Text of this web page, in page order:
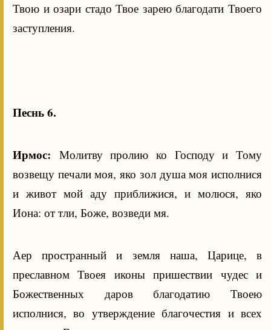
Твою и озари стадо Твое зарею благодати Твоего
заступления.
Песнь 6.
Ирмос: Молитву пролию ко Господу и Тому
возвещу печали моя, яко зол душа моя исполнися
и живот мой аду приближися, и молюся, яко
Иона: от тли, Боже, возведи мя.
Аер пространный и земля наша, Царице, в
преславном Твоея иконы пришествии чудес и
Божественных даров благодатию Твоею
исполнися, во утверждение благочестия и всех